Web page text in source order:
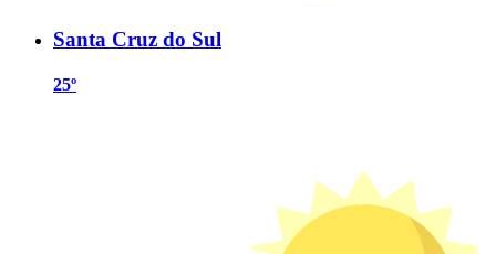
Santa Cruz do Sul
25º